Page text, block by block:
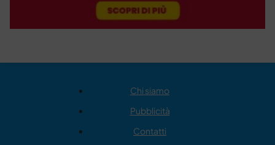
Chi siamo
Pubblicità
Contatti